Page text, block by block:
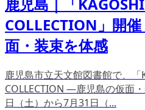
COLLECTION」開
面・装束を体感
鹿児島市立天文館図書館で、
COLLECTION ―鹿児島の仮面
日（土）から7月31日（...